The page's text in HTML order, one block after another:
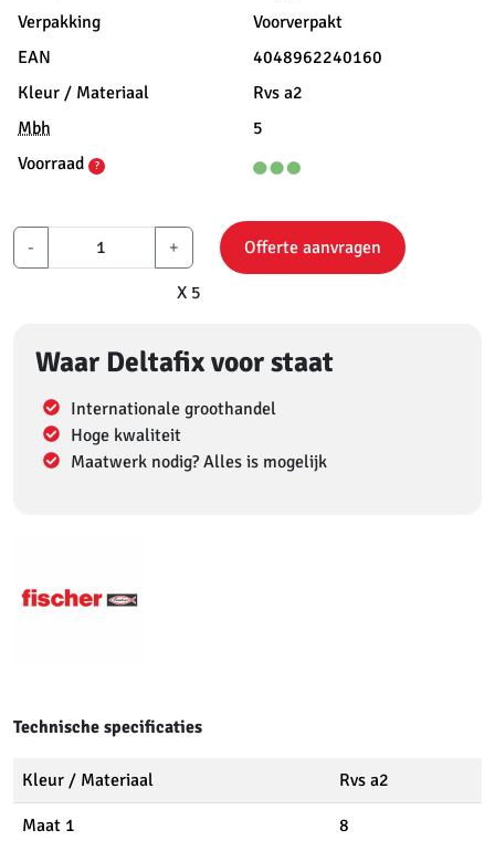
Verpakking
Voorverpakt
EAN
4048962240160
Kleur / Materiaal
Rvs a2
Mbh
5
Voorraad
?
- +
X 5
Offerte aanvragen
Waar Deltafix voor staat
Internationale groothandel
Hoge kwaliteit
Maatwerk nodig? Alles is mogelijk
Technische specificaties
Kleur / Materiaal Rvs a2
Maat 1 8